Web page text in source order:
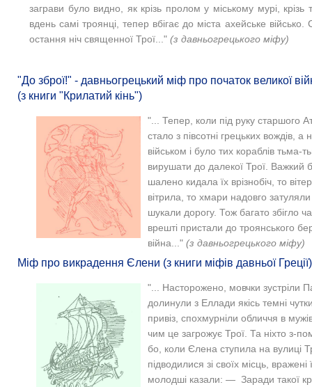
заграви було видно, як крізь пролом у міському мурі,
вдень самі троянці, тепер вбігає до міста ахейське
остання ніч священної Трої..." (з давньогрецького міфу)
"До зброї!" - давньогрецький міф про початок великої
(з книги "Крилатий кінь")
"... Тепер, коли під руку
стало з півсотні грецьких вождів, а
військом і було тих кораблів
вирушати до далекої Трої. Важкий
шалено кидала їх врізнобіч, то
вітрила, то хмари надовго
шукали дорогу. Тож багато збігло
врешті пристали до троянського
війна..." (з давньогрецького міфу)
Міф про викрадення Єлени (з книги міфів давньої Греції)
"... Насторожено, мовчки зустріли
долинули з Еллади якісь темні
привіз, спохмурніли обличчя в
чим це загрожує Трої. Та ніхто з-
бо, коли Єлена ступила на вулиці
підводилися зі своїх місць,
молодші казали: — Заради такої